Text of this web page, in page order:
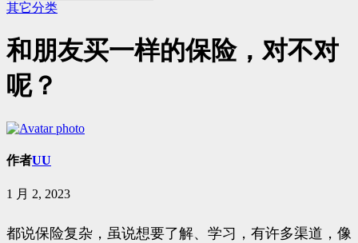
其它分类
和朋友买一样的保险，对不对
呢？
作者UU
1 月 2, 2023
都说保险复杂，虽说想要了解、学习，有许多渠道，像